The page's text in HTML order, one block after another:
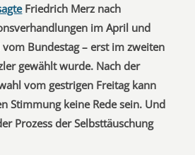
Friedrich Merz nach
im April und
Bundestag – erst im zweiten
gewählt wurde. Nach der
vom gestrigen Freitag kann
Stimmung keine Rede sein. Und
Prozess der Selbsttäuschung